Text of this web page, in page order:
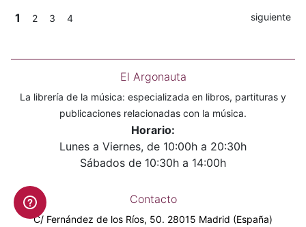
1 2 3 4 siguiente
El Argonauta
La librería de la música: especializada en libros, partituras y
publicaciones relacionadas con la música.
Horario:
Lunes a Viernes, de 10:00h a 20:30h
Sábados de 10:30h a 14:00h
Contacto
C/ Fernández de los Ríos, 50. 28015 Madrid (España)